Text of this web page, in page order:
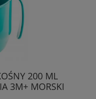
200 ML
3M+ MORSKI